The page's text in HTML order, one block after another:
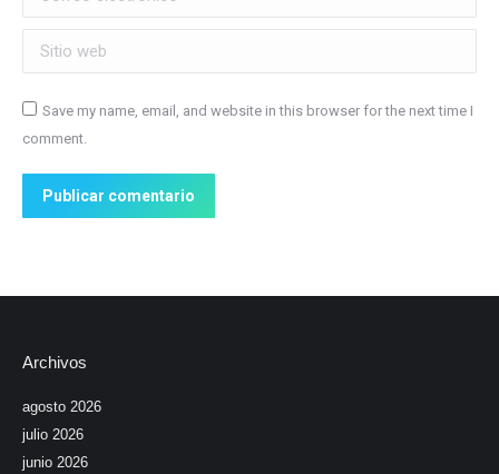
Sitio web
Save my name, email, and website in this browser for the next time I
comment.
Publicar comentario
Archivos
agosto 2026
julio 2026
junio 2026